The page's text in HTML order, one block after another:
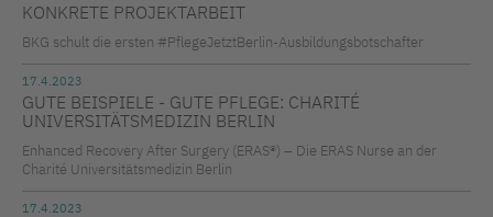
KONKRETE PROJEKTARBEIT
BKG schult die ersten #PflegeJetztBerlin-Ausbildungsbotschafter
17.4.2023
GUTE BEISPIELE - GUTE PFLEGE: CHARITÉ
UNIVERSITÄTSMEDIZIN BERLIN
Enhanced Recovery After Surgery (ERAS®) – Die ERAS Nurse an der
Charité Universitätsmedizin Berlin
17.4.2023